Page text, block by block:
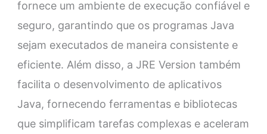
fornece um ambiente de execução confiável e
seguro, garantindo que os programas Java
sejam executados de maneira consistente e
eficiente. Além disso, a JRE Version também
facilita o desenvolvimento de aplicativos
Java, fornecendo ferramentas e bibliotecas
que simplificam tarefas complexas e aceleram